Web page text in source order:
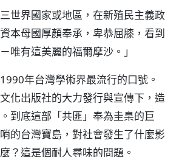
三世界國家或地區，在新殖民主義政
本母國厚顏奉承，卑恭屈膝，看到
唯有這美麗的福爾摩沙。」
年台灣學術界最流行的口號。
化出版社的大力發行與宣傳下，造
到底這部「共匪」奉為圭臬的巨
的台灣寶島，對社會發生了什麼影
？這是個耐人尋味的問題。